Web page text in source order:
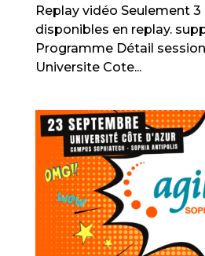
Replay vidéo Seulement
disponibles en replay.
Programme Détail
Universite Cote...